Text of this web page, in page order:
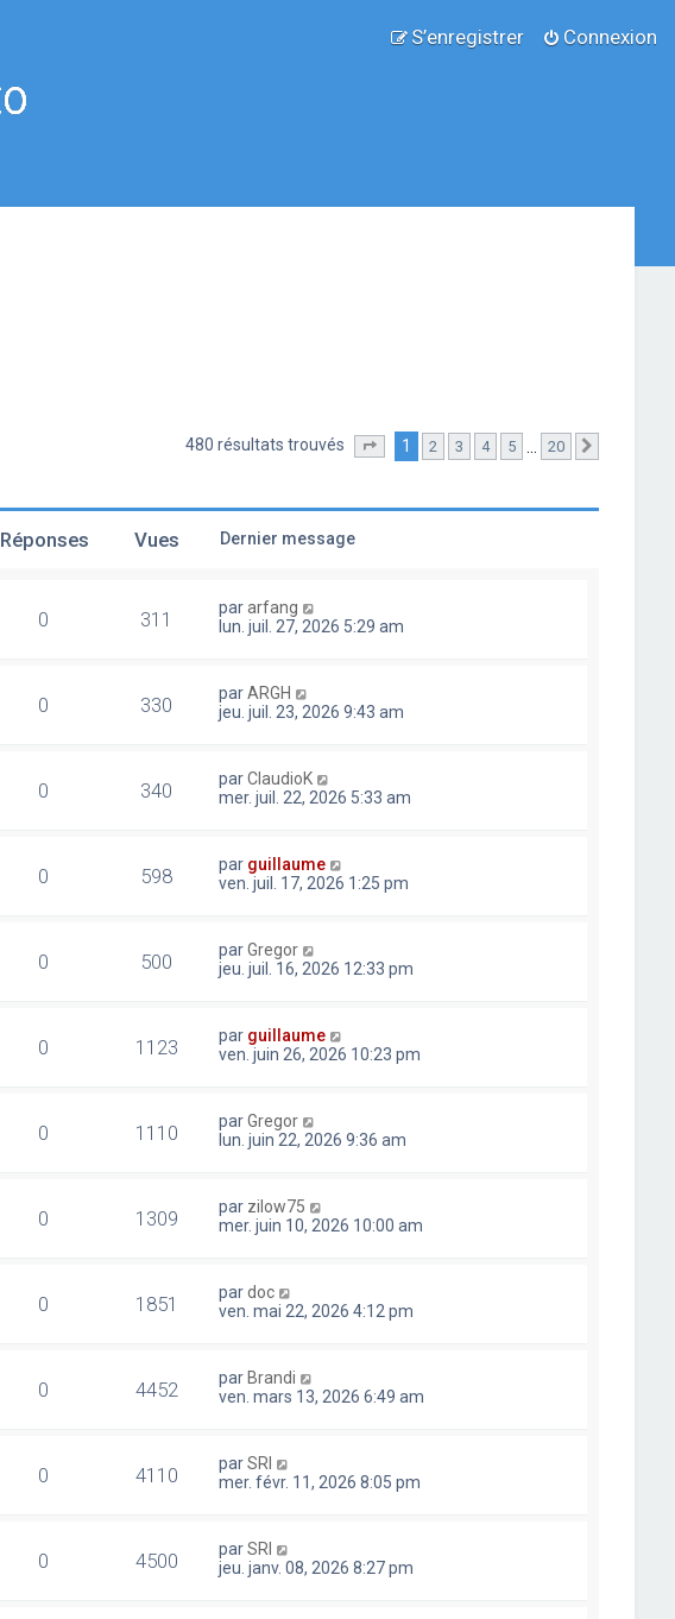
Connexion
S’enregistrer
480 résultats trouvés Page sur 20
1 2 3 4 5 20
Réponses Vues Dernier message
0 311 pararfang
lun. juil. 27, 2026 5:29 am
0 330 parARGH
jeu. juil. 23, 2026 9:43 am
0 340 parClaudioK
mer. juil. 22, 2026 5:33 am
0 598 par guillaume
ven. juil. 17, 2026 1:25 pm
0 500 parGregor
jeu. juil. 16, 2026 12:33 pm
0 1123 par guillaume
ven. juin 26, 2026 10:23 pm
0 1110 parGregor
lun. juin 22, 2026 9:36 am
0 1309 par zilow75
mer. juin 10, 2026 10:00 am
0 1851 pardoc
ven. mai 22, 2026 4:12 pm
0 4452 par Brandi
ven. mars 13, 2026 6:49 am
0 4110 parSRI
mer. févr. 11, 2026 8:05 pm
0 4500 parSRI
jeu. janv. 08, 2026 8:27 pm